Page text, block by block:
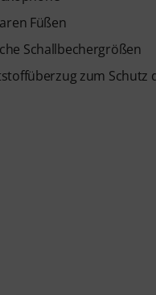
Füßen
Schallbechergrößen
zum Schutz